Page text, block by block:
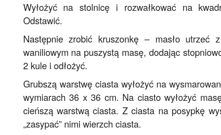
Wyłożyć na stolnicę i rozwałkować na
Odstawić.
Następnie zrobić kruszonkę – masło utrzeć
waniliowym na puszystą masę, dodając
2 kule i odłożyć.
Grubszą warstwę ciasta wyłożyć na
wymiarach 36 x 36 cm. Na ciasto wyłożyć
cieńszą warstwą ciasta. Z ciasta na posypkę
„zasypać” nimi wierzch ciasta.